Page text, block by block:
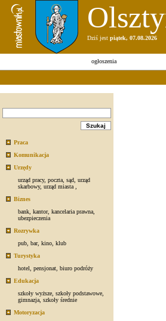
Dziś jest piątek, 07.08.2026
ogłoszenia
Praca
Komunikacja
Urzędy
urząd pracy, poczta sąd urząd
skarbowy, urząd miasta
Biznes
bank kantor, kancelaria prawna
ubezpieczenia
Rozrywka
pub bar, kino klub
Turystyka
hotel
pensjonat biuro podróży
Edukacja
szkoły wyższe szkoły podstawowe
gimnazja szkoły średnie
Motoryzacja